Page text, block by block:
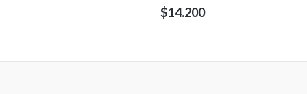
Valorado
en
$14.200